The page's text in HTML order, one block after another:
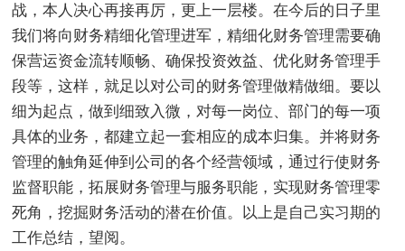
战，本人决心再接再厉，更上一层楼。在今后的日子里
我们将向财务精细化管理进军，精细化财务管理需要确
保营运资金流转顺畅、确保投资效益、优化财务管理手
段等，这样，就足以对公司的财务管理做精做细。要以
细为起点，做到细致入微，对每一岗位、部门的每一项
具体的业务，都建立起一套相应的成本归集。并将财务
管理的触角延伸到公司的各个经营领域，通过行使财务
监督职能，拓展财务管理与服务职能，实现财务管理零
死角，挖掘财务活动的潜在价值。以上是自己实习期的
工作总结，望阅。